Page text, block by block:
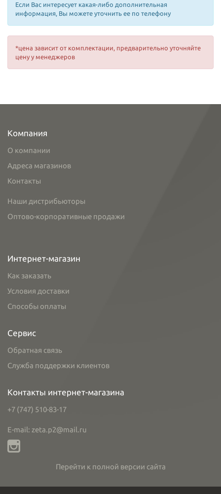
Если Вас интересует какая-либо дополнительная
информация, Вы можете уточнить ее по телефону
*цена зависит от комплектации, предварительно уточняйте
цену у менеджеров
Компания
О компании
Адреса магазинов
Контакты
Наши дистрибьюторы
Оптово-корпоративные продажи
Интернет-магазин
Как заказать
Условия доставки
Способы оплаты
Сервис
Обратная связь
Служба поддержки клиентов
Контакты интернет-магазина
+7 (747) 510-83-17
E-mail: zeta.p2@mail.ru
Перейти к полной версии сайта